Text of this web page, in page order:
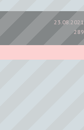
23.08.2021
289